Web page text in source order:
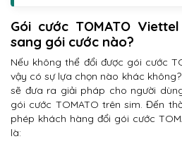
Gói cước TOMATO
sang gói cước nào?
Nếu không thể đổi được gói cước
vậy có sự lựa chọn nào khác
sẽ đưa ra giải pháp cho người
gói cước TOMATO trên sim. Đến
phép khách hàng đổi gói cước
là: